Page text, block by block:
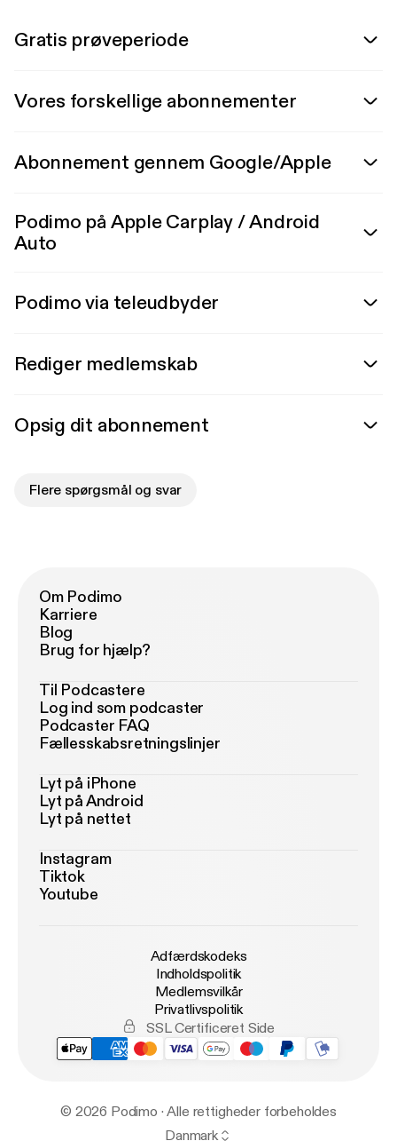
Gratis prøveperiode
Vores forskellige abonnementer
Abonnement gennem Google/Apple
Podimo på Apple Carplay / Android
Auto
Podimo via teleudbyder
Rediger medlemskab
Opsig dit abonnement
Flere spørgsmål og svar
Om Podimo
Karriere
Blog
Brug for hjælp?
Til Podcastere
Log ind som podcaster
Podcaster FAQ
Fællesskabsretningslinjer
Lyt på iPhone
Lyt på Android
Lyt på nettet
Instagram
Tiktok
Youtube
Adfærdskodeks
Indholdspolitik
Medlemsvilkår
Privatlivspolitik
SSL Certificeret Side
© 2026 Podimo · Alle rettigheder forbeholdes
Danmark